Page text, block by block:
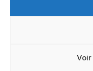
Connectez-